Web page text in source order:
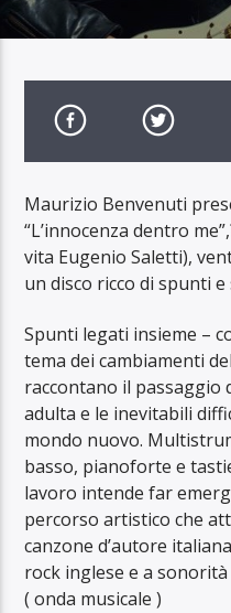
Maurizio Benvenuti
“L’innocenza dentro
vita Eugenio Saletti),
un disco ricco di spunti
Spunti legati insieme –
tema dei cambiamenti
raccontano il passaggio
adulta e le inevitabili
mondo nuovo.
basso, pianoforte e
lavoro intende far
percorso artistico che
canzone d’autore
rock inglese e a
( onda musicale )